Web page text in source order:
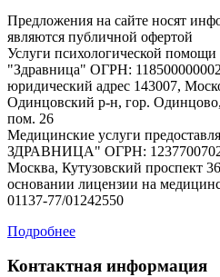
Предложения на сайте носят
являются публичной офертой
Услуги психологической
"Здравница" ОГРН:
юридический адрес 143007,
Одинцовский р-н, гор.
пом. 26
Медицинские услуги
ЗДРАВНИЦА" ОГРН:
Москва, Кутузовский проспект
основании лицензии на
01137-77/01242550
Подробнее
Контактная информация